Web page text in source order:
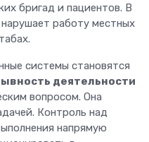
бригад и пациентов. В
работу местных
системы становятся
деятельности
вопросом. Она
Контроль над
напрямую